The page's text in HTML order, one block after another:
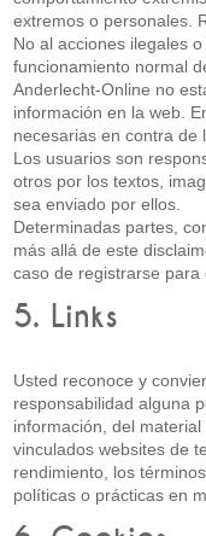
extremos o personales.
No al acciones ilegales
funcionamiento normal
Anderlecht-Online no
información en la web.
necesarias en contra de
Los usuarios son
otros por los textos,
sea enviado por ellos.
Determinadas partes,
más allá de este
caso de registrarse para
5. Links
Usted reconoce y
responsabilidad alguna
información, del
vinculados websites de
rendimiento, los
políticas o prácticas en